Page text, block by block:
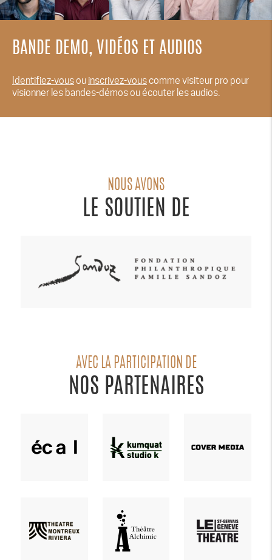
BANDE DEMO, VIDÉOS ET AUDIOS
Identifiez-vousou inscrivez-vouscomme visiteur pro pour
visionner les bandes-démos ou écouter les audios.
NOUS AVONS
LE SOUTIEN DE
AVEC LA PARTICIPATION DE
NOS PARTENAIRES